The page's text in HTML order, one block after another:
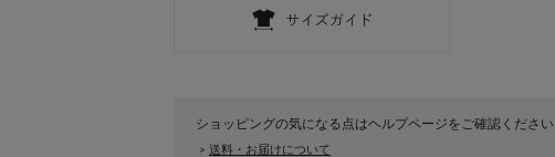
ショッピングの気になる点はヘルプページをご確認ください
> 送料・お届けについて